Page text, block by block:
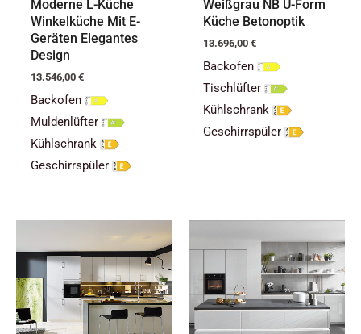
Moderne L-Küche
Winkelküche Mit E-
Geräten Elegantes
Design
13.546,00 €
Backofen
Muldenlüfter
Kühlschrank
Geschirrspüler
Weißgrau NB U-Form
Küche Betonoptik
13.696,00 €
Backofen
Tischlüfter
Kühlschrank
Geschirrspüler